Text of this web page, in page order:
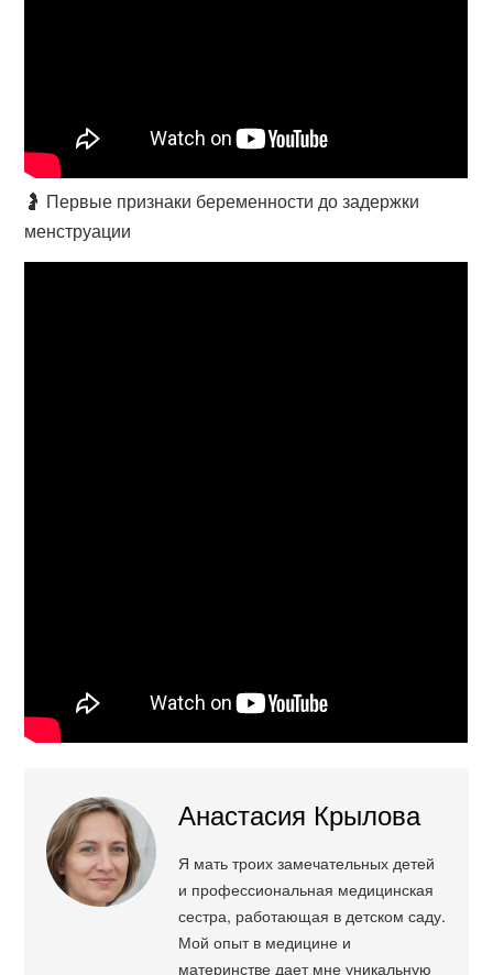
🤰 Первые признаки беременности до задержки
менструации
Анастасия Крылова
Я мать троих замечательных детей
и профессиональная медицинская
сестра, работающая в детском саду.
Мой опыт в медицине и
материнстве дает мне уникальную